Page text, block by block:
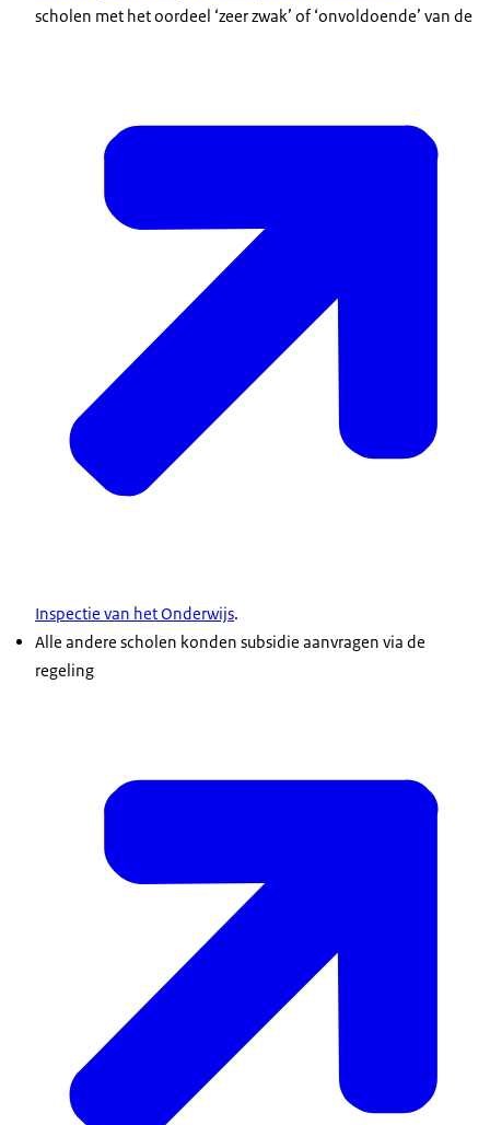
scholen met het oordeel ‘zeer zwak’ of ‘onvoldoende’ van de
Inspectie van het Onderwijs.
Alle andere scholen konden subsidie aanvragen via de
regeling